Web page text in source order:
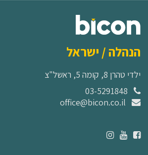
הנהלה / ישראל
ילדי טהרן 8, קומה 5, ראשל"צ